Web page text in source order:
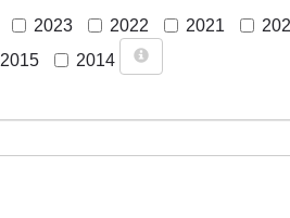
Cargar mapa
2023 2022 2021
2015 2014